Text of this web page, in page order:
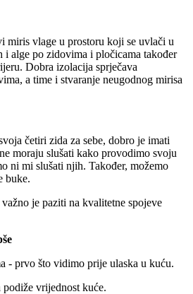
miris vlage u prostoru koji se uvlači u
i alge po zidovima i pločicama također
Dobra izolacija sprječava
a time i stvaranje neugodnog mirisa
četiri zida za sebe, dobro je imati
moraju slušati kako provodimo svoju
ni mi slušati njih. Također, možemo
buke.
je paziti na kvalitetne spojeve
- prvo što vidimo prije ulaska u kuću.
vrijednost kuće.